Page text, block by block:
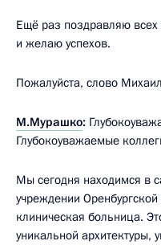
Ещё раз поздравляю
и желаю успехов.
Пожалуйста, слово
М.Мурашко:
Глубокоуважаемые
Мы сегодня находимся в
учреждении
клиническая больница.
уникальной архитектуры,